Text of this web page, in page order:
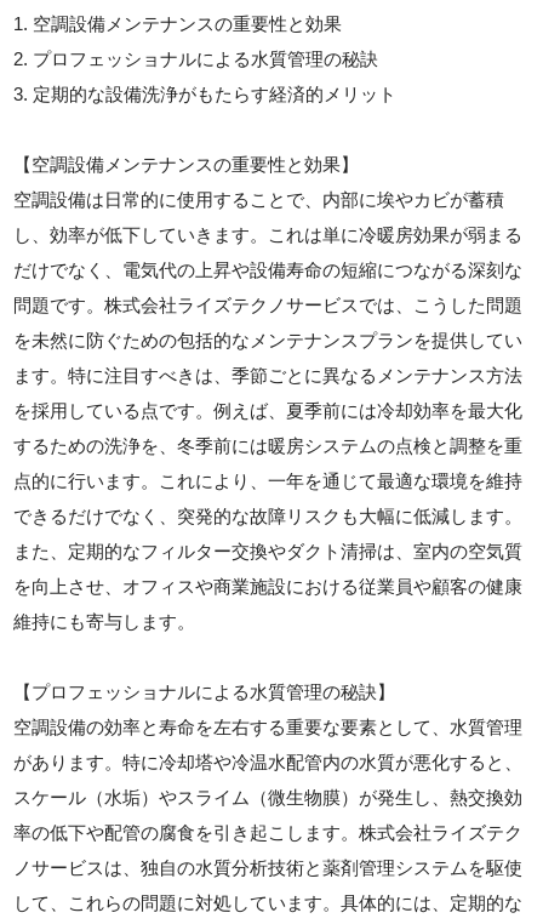
1. 空調設備メンテナンスの重要性と効果
2. プロフェッショナルによる水質管理の秘訣
3. 定期的な設備洗浄がもたらす経済的メリット
【空調設備メンテナンスの重要性と効果】
空調設備は日常的に使用することで、内部に埃やカビが蓄積
し、効率が低下していきます。これは単に冷暖房効果が弱まる
だけでなく、電気代の上昇や設備寿命の短縮につながる深刻な
問題です。株式会社ライズテクノサービスでは、こうした問題
を未然に防ぐための包括的なメンテナンスプランを提供してい
ます。特に注目すべきは、季節ごとに異なるメンテナンス方法
を採用している点です。例えば、夏季前には冷却効率を最大化
するための洗浄を、冬季前には暖房システムの点検と調整を重
点的に行います。これにより、一年を通じて最適な環境を維持
できるだけでなく、突発的な故障リスクも大幅に低減します。
また、定期的なフィルター交換やダクト清掃は、室内の空気質
を向上させ、オフィスや商業施設における従業員や顧客の健康
維持にも寄与します。
【プロフェッショナルによる水質管理の秘訣】
空調設備の効率と寿命を左右する重要な要素として、水質管理
があります。特に冷却塔や冷温水配管内の水質が悪化すると、
スケール（水垢）やスライム（微生物膜）が発生し、熱交換効
率の低下や配管の腐食を引き起こします。株式会社ライズテク
ノサービスは、独自の水質分析技術と薬剤管理システムを駆使
して、これらの問題に対処しています。具体的には、定期的な